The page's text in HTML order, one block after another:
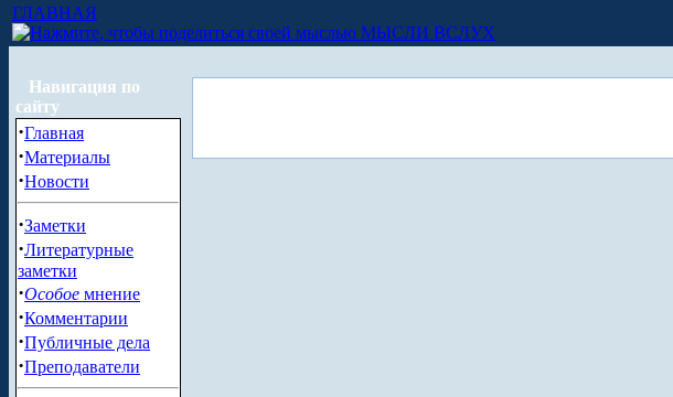
ГЛАВНАЯ
МЫСЛИ ВСЛУХ
Навигация по
сайту
·Главная
·Материалы
·Новости
·Заметки
·Литературные
заметки
·Особое мнение
·Комментарии
·Публичные дела
·Преподаватели